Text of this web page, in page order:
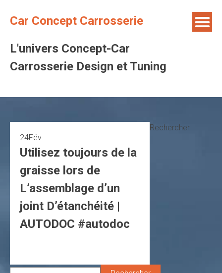
Car Concept Carrosserie
L'univers Concept-Car
Carrosserie Design et Tuning
24Fév
Utilisez toujours de la
graisse lors de
L’assemblage d’un
joint D’étanchéité |
AUTODOC #autodoc
Rechercher